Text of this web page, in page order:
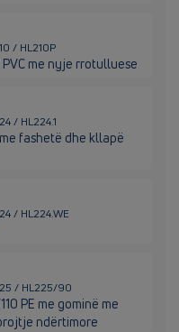
/ HL210P
me nyje rrotulluese
/ HL224.1
fashetë dhe kllapë
/ HL224.WE
/ HL225/90
PE me gominë me
ndërtimore